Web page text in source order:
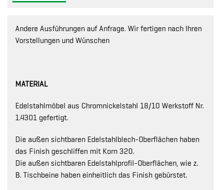
Andere Ausführungen auf Anfrage. Wir fertigen nach Ihren
Vorstellungen und Wünschen
MATERIAL
Edelstahlmöbel aus Chromnickelstahl 18/10 Werkstoff Nr.
1.4301 gefertigt.
Die außen sichtbaren Edelstahlblech-Oberflächen haben
das Finish geschliffen mit Korn 320.
Die außen sichtbaren Edelstahlprofil-Oberflächen, wie z.
B. Tischbeine haben einheitlich das Finish gebürstet.